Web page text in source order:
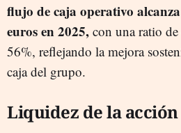
flujo de caja operativo
euros en 2025, con una ratio
56%, reflejando la mejora
caja del grupo.
Liquidez de la acción